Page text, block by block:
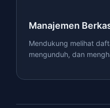
Manajemen
Mendukung melihat
mengunduh, dan